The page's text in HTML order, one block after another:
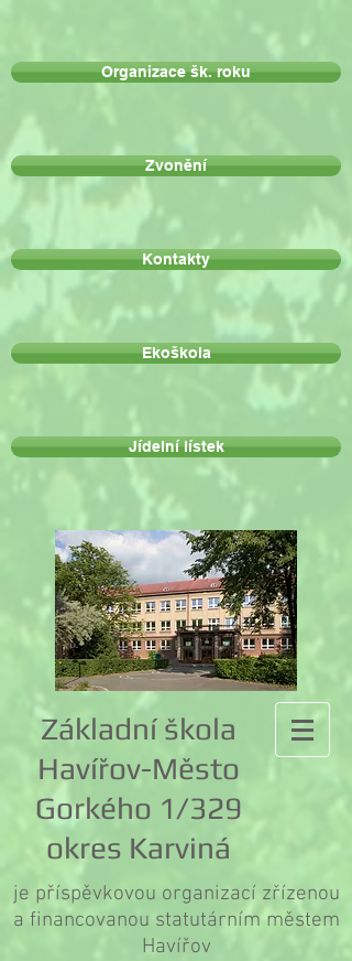
Organizace šk. roku
Zvonění
Kontakty
Ekoškola
Jídelní lístek
Základní škola
Havířov-Město
Gorkého 1/329
okres Karviná
je příspěvkovou organizací zřízenou
a financovanou statutárním městem
Havířov